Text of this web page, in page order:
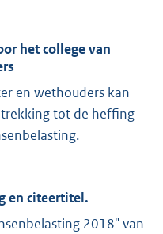
het college van
en wethouders kan
tot de heffing
en citeertitel.
2018" van